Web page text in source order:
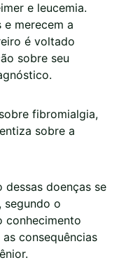
e leucemia.
e merecem a
é voltado
sobre seu
fibromialgia,
sobre a
dessas doenças se
segundo o
conhecimento
consequências